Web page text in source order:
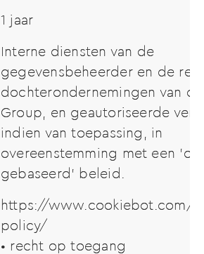
1 jaar
Interne diensten van de
gegevensbeheerder en de
dochterondernemingen van
Group, en geautoriseerde
indien van toepassing, in
overeenstemming met een
gebaseerd' beleid.
https://www.cookiebot.com/
policy/
• recht op toegang